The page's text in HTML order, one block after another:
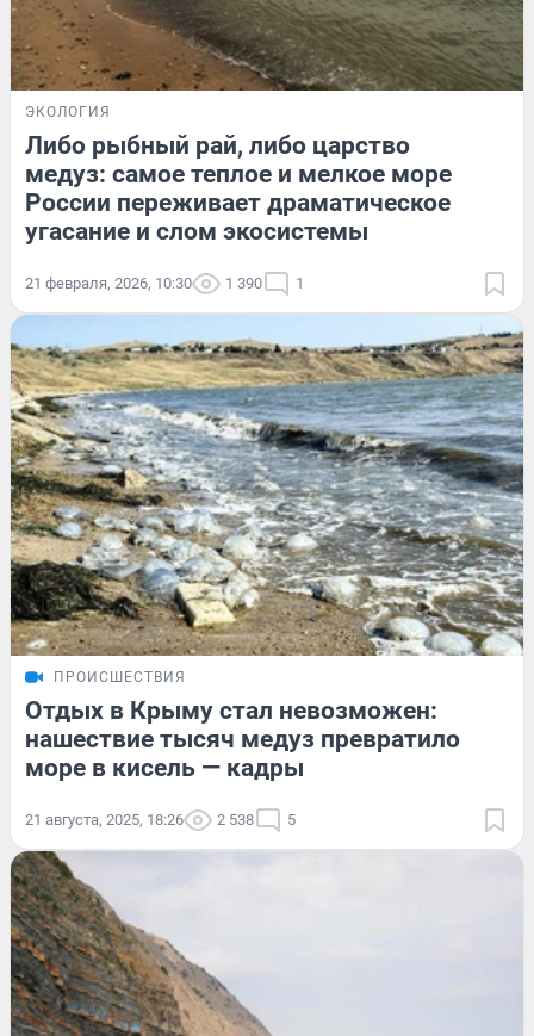
ЭКОЛОГИЯ
Либо рыбный рай, либо царство
медуз: самое теплое и мелкое море
России переживает драматическое
угасание и слом экосистемы
21 февраля, 2026, 10:30 1 390 1
ПРОИСШЕСТВИЯ
Отдых в Крыму стал невозможен:
нашествие тысяч медуз превратило
море в кисель — кадры
21 августа, 2025, 18:26 2 538 5